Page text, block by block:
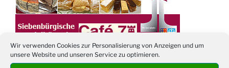
Wir verwenden Cookies zur Personalisierung von Anzeigen und um
unsere Website und unseren Service zu optimieren.